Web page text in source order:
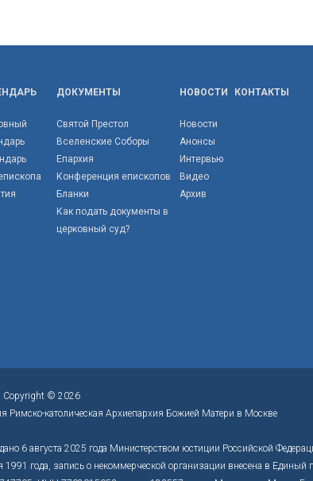
ДОКУМЕНТЫ
Святой Престол
Вселенские Соборы
Епархия
Конференция епископов
Бланки
Как подать документы в
церковный суд?
НОВОСТИ
Новости
Анонсы
Интервью
Видео
Архив
КОНТАКТЫ
Copyright © 2026
Римско-католическая Архиепархия Божией Матери в Москве
6 августа 2025 года Министерством юстиции Российской
года, запись о некоммерческой организации внесена в Единый